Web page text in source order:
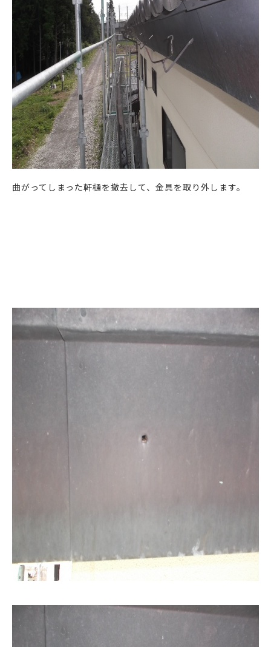
曲がってしまった軒樋を撤去して、金具を取り外します。